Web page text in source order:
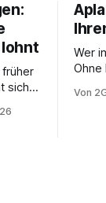
sich
Wer
Ohne
Von